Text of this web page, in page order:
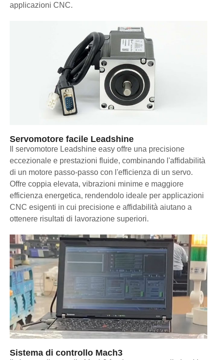
applicazioni CNC.
Servomotore facile Leadshine
Il servomotore Leadshine easy offre una precisione
eccezionale e prestazioni fluide, combinando l'affidabilità
di un motore passo-passo con l'efficienza di un servo.
Offre coppia elevata, vibrazioni minime e maggiore
efficienza energetica, rendendolo ideale per applicazioni
CNC esigenti in cui precisione e affidabilità aiutano a
ottenere risultati di lavorazione superiori.
Sistema di controllo Mach3